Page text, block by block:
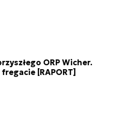
ORP Wicher.
[RAPORT]